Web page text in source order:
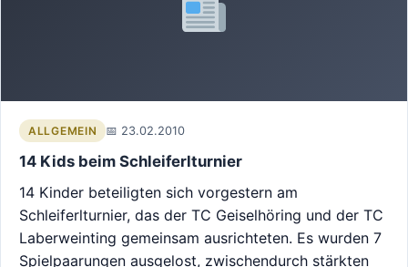
ALLGEMEIN 23.02.2010
14 Kids beim Schleiferlturnier
14 Kinder beteiligten sich vorgestern am
Schleiferlturnier, das der TC Geiselhöring und der TC
Laberweinting gemeinsam ausrichteten. Es wurden 7
Spielpaarungen ausgelost, zwischendurch stärkten